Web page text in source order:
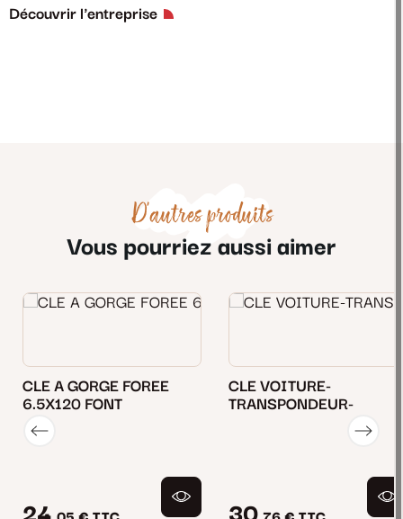
Découvrir l'entreprise
D'autres produits
Vous pourriez aussi aimer
CLE A GORGE FOREE
6.5X120 FONT
CLE VOITURE-
TRANSPONDEUR-